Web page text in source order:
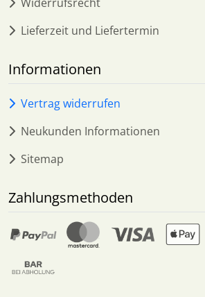
Lieferzeit und Liefertermin
Informationen
Vertrag widerrufen
Neukunden Informationen
Sitemap
Zahlungsmethoden